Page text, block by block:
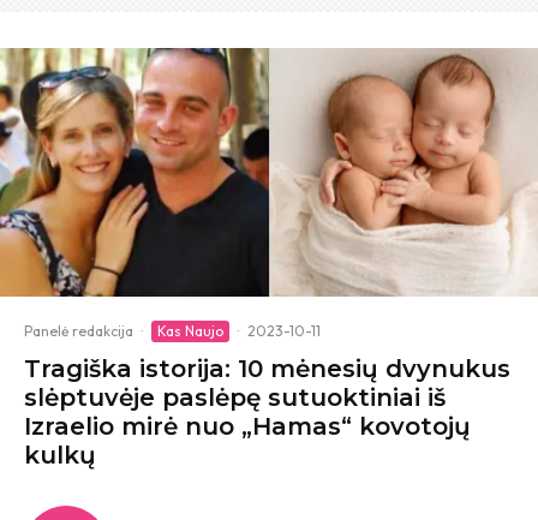
Panelė redakcija · Kas Naujo · 2023-10-11
Tragiška istorija: 10 mėnesių dvynukus
slėptuvėje paslėpę sutuoktiniai iš
Izraelio mirė nuo „Hamas“ kovotojų
kulkų